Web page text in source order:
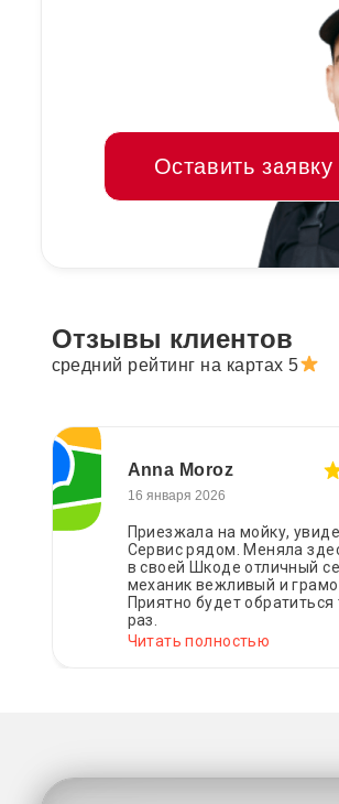
Оставить заявку
Отзывы клиентов
средний рейтинг на картах 5
Anna Moroz
16 января 2026
Приезжала на мойку,
Сервис рядом. Меняла
в своей Шкоде отличный
механик вежливый и
Приятно будет
раз.
Читать полностью